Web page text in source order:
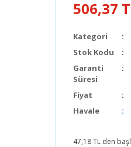
506,37
Kategori
Stok Kodu
Garanti
Süresi
Fiyat
Havale
47,18 TL den